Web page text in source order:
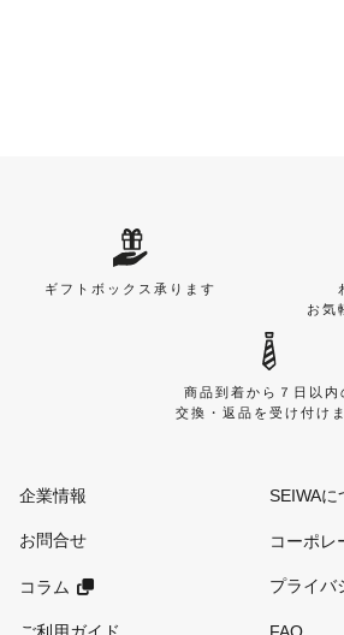
ギフトボックス承ります
お気
商品到着から７日以内
交換・返品を受け付け
企業情報 SEIWAに
お問合せ コーポレ
コラム プライバ